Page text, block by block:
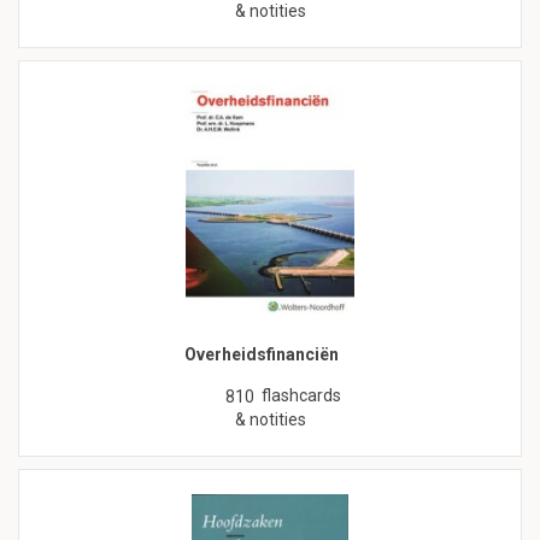
& notities
Overheidsfinanciën
810 flashcards
& notities